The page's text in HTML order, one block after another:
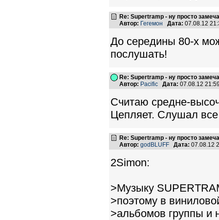
Re: Supertramp - ну просто
Автор: Гегемон Дата: 07.08.12
До середины 80-х
послушать!
Re: Supertramp - ну просто
Автор: Pacific Дата: 07.08.12
Считаю средне-
Цепляет. Слушал
Re: Supertramp - ну просто
Автор: godBLUFF Дата: 07.08.12
2Simon:
>Музыку
>поэтому в
>альбомов группы и